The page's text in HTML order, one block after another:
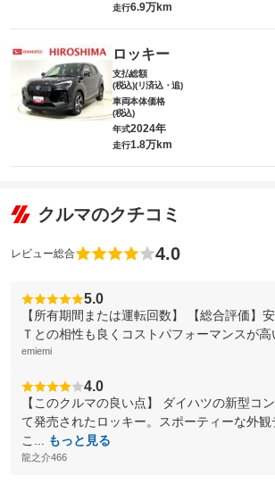
走行6.9万km
ロッキー
支払総額
(税込)(リ済込・追)
車両本体価格
(税込)
年式2024年
走行1.8万km
クルマのクチコミ
レビュー総合 4.0
5.0
【所有期間または運転回数】 【総合評価】
Ｔとの相性も良くコストパフォーマンスが高
emiemi
4.0
【このクルマの良い点】 ダイハツの新型コ
て発売されたロッキー。スポーティーな外観
こ...
もっと見る
龍之介466